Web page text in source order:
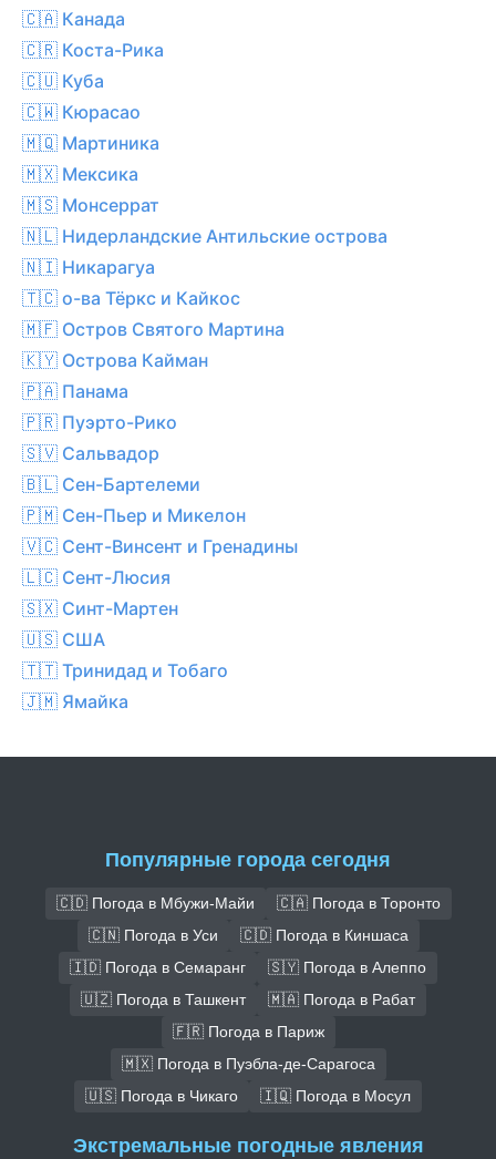
🇨🇦 Канада
🇨🇷 Коста-Рика
🇨🇺 Куба
🇨🇼 Кюрасао
🇲🇶 Мартиника
🇲🇽 Мексика
🇲🇸 Монсеррат
🇳🇱 Нидерландские Антильские острова
🇳🇮 Никарагуа
🇹🇨 о-ва Тёркс и Кайкос
🇲🇫 Остров Святого Мартина
🇰🇾 Острова Кайман
🇵🇦 Панама
🇵🇷 Пуэрто-Рико
🇸🇻 Сальвадор
🇧🇱 Сен-Бартелеми
🇵🇲 Сен-Пьер и Микелон
🇻🇨 Сент-Винсент и Гренадины
🇱🇨 Сент-Люсия
🇸🇽 Синт-Мартен
🇺🇸 США
🇹🇹 Тринидад и Тобаго
🇯🇲 Ямайка
Популярные города сегодня
🇨🇩 Погода в Мбужи-Майи
🇨🇦 Погода в Торонто
🇨🇳 Погода в Уси
🇨🇩 Погода в Киншаса
🇮🇩 Погода в Семаранг
🇸🇾 Погода в Алеппо
🇺🇿 Погода в Ташкент
🇲🇦 Погода в Рабат
🇫🇷 Погода в Париж
🇲🇽 Погода в Пуэбла-де-Сарагоса
🇺🇸 Погода в Чикаго
🇮🇶 Погода в Мосул
Экстремальные погодные явления